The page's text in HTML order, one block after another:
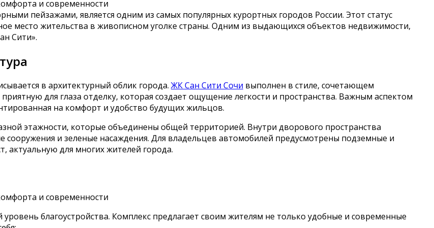
пейзажами, является одним из самых популярных курортных городов России. Этот статус
место жительства в живописном уголке страны. Одним из выдающихся объектов недвижимости,
Сити».
в архитектурный облик города. ЖК Сан Сити Сочи выполнен в стиле, сочетающем
для глаза отделку, которая создает ощущение легкости и пространства. Важным аспектом
на комфорт и удобство будущих жильцов.
этажности, которые объединены общей территорией. Внутри дворового пространства
и зеленые насаждения. Для владельцев автомобилей предусмотрены подземные и
актуальную для многих жителей города.
благоустройства. Комплекс предлагает своим жителям не только удобные и современные